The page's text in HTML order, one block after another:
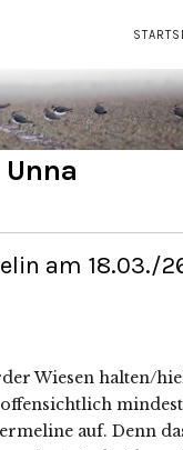
Unna
am 18.03./
Wiesen halten/
auf. Denn